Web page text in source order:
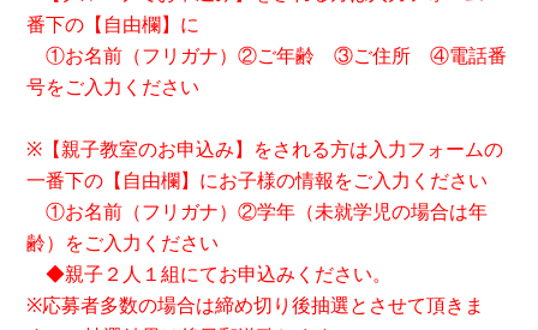
番下の【自由欄】に
①お名前（フリガナ）②ご年齢 ③ご住所 ④電話番
号をご入力ください
※【親子教室のお申込み】をされる方は入力フォームの
一番下の【自由欄】にお子様の情報をご入力ください
①お名前（フリガナ）②学年（未就学児の場合は年
齢）をご入力ください
◆親子２人１組にてお申込みください。
※応募者多数の場合は締め切り後抽選とさせて頂きま